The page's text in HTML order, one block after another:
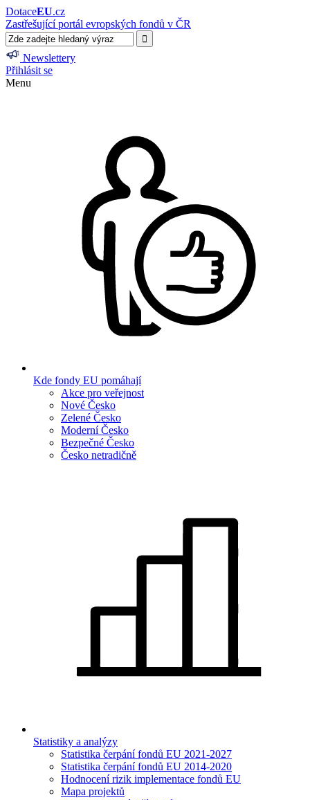
DotaceEU.cz
Zastřešující portál evropských fondů v ČR
Newslettery
Přihlásit se
Menu
Kde fondy EU pomáhají
Akce pro veřejnost
Nové Česko
Zelené Česko
Moderní Česko
Bezpečné Česko
Česko netradičně
Statistiky a analýzy
Statistika čerpání fondů EU 2021-2027
Statistika čerpání fondů EU 2014-2020
Hodnocení rizik implementace fondů EU
Mapa projektů